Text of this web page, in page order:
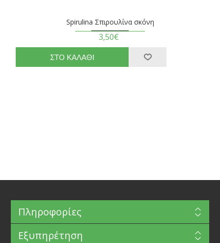
Spirulina Σπιρουλίνα σκόνη
3,50€
Πληροφορίες
Εξυπηρέτηση